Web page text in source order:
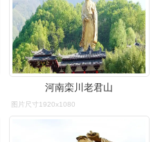
河南栾川老君山
图片尺寸1920x1080